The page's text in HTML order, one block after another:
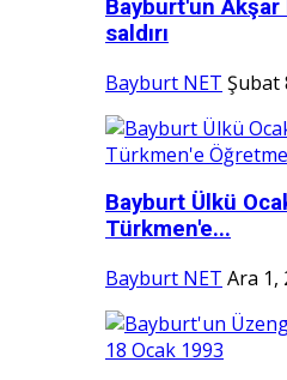
Bayburt'un
saldırı
Bayburt NET Şubat
Bayburt Ülkü
Türkmen'e...
Bayburt NET Ara 1,